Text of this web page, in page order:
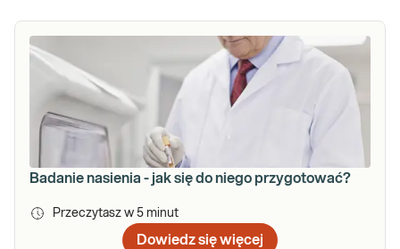
Badanie nasienia - jak się do niego przygotować?
Przeczytasz w 5 minut
Dowiedz się więcej